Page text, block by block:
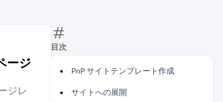
目次
PnP サイトテンプレート作成
サイトへの展開
ージ
ジレ